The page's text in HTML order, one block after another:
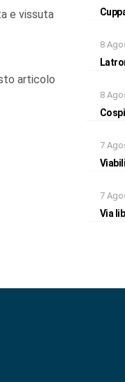
e vissuta
articolo
8
8
7
7
Via